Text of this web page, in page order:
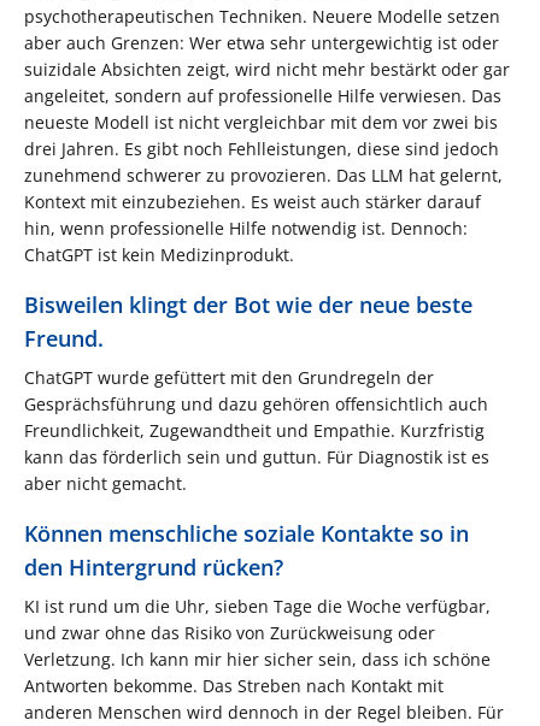
psychotherapeutischen Techniken. Neuere Modelle setzen
aber auch Grenzen: Wer etwa sehr untergewichtig ist oder
suizidale Absichten zeigt, wird nicht mehr bestärkt oder gar
angeleitet, sondern auf professionelle Hilfe verwiesen. Das
neueste Modell ist nicht vergleichbar mit dem vor zwei bis
drei Jahren. Es gibt noch Fehlleistungen, diese sind jedoch
zunehmend schwerer zu provozieren. Das LLM hat gelernt,
Kontext mit einzubeziehen. Es weist auch stärker darauf
hin, wenn professionelle Hilfe notwendig ist. Dennoch:
ChatGPT ist kein Medizinprodukt.
Bisweilen klingt der Bot wie der neue beste
Freund.
ChatGPT wurde gefüttert mit den Grundregeln der
Gesprächsführung und dazu gehören offensichtlich auch
Freundlichkeit, Zugewandtheit und Empathie. Kurzfristig
kann das förderlich sein und guttun. Für Diagnostik ist es
aber nicht gemacht.
Können menschliche soziale Kontakte so in
den Hintergrund rücken?
KI ist rund um die Uhr, sieben Tage die Woche verfügbar,
und zwar ohne das Risiko von Zurückweisung oder
Verletzung. Ich kann mir hier sicher sein, dass ich schöne
Antworten bekomme. Das Streben nach Kontakt mit
anderen Menschen wird dennoch in der Regel bleiben. Für